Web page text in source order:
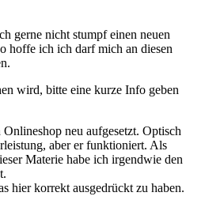
gerne nicht stumpf einen neuen
hoffe ich ich darf mich an diesen
wird, bitte eine kurze Info geben
Onlineshop neu aufgesetzt. Optisch
aber er funktioniert. Als
Materie habe ich irgendwie den
hier korrekt ausgedrückt zu haben.